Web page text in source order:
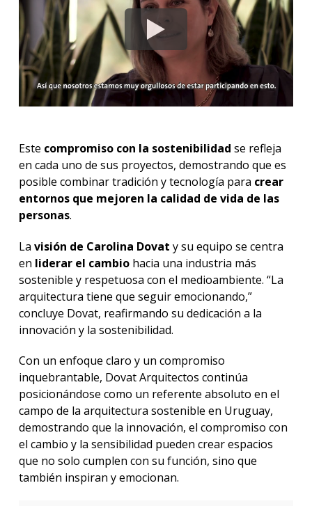
Este compromiso con la sostenibilidad se refleja
en cada uno de sus proyectos, demostrando que es
posible combinar tradición y tecnología para crear
entornos que mejoren la calidad de vida de las
personas.
La visión de Carolina Dovat y su equipo se centra
en liderar el cambiohacia una industria más
sostenible y respetuosa con el medioambiente. “La
arquitectura tiene que seguir emocionando,”
concluye Dovat, reafirmando su dedicación a la
innovación y la sostenibilidad.
Con un enfoque claro y un compromiso
inquebrantable, Dovat Arquitectos continúa
posicionándose como un referente absoluto en el
campo de la arquitectura sostenible en Uruguay,
demostrando que la innovación, el compromiso con
el cambio y la sensibilidad pueden crear espacios
que no solo cumplen con su función, sino que
también inspiran y emocionan.